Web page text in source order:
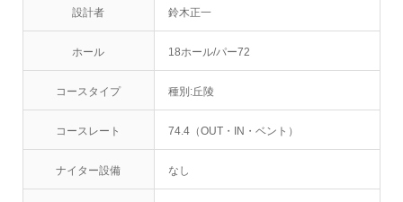
設計者 鈴木正一
ホール 18ホール/パー72
コースタイプ 種別:丘陵
コースレート 74.4（OUT・IN・ベント）
ナイター設備 なし